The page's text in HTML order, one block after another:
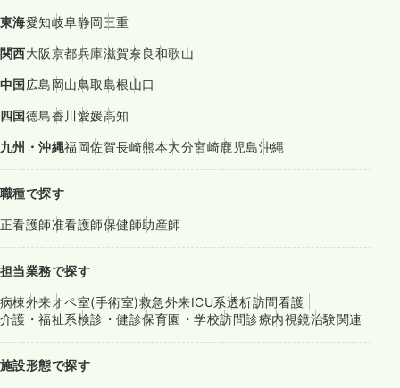
東海愛知岐阜静岡三重
関西大阪京都兵庫滋賀奈良和歌山
中国 広島 岡山鳥取島根山口
四国徳島香川 愛媛高知
九州・沖縄福岡佐賀長崎熊本大分宮崎鹿児島沖縄
職種で探す
正看護師准看護師保健師助産師
担当業務で探す
病棟外来オペ室(手術室)救急外来ICU系透析訪問看護
介護・福祉系検診・健診保育園・学校訪問診療内視鏡治験関連
施設形態で探す